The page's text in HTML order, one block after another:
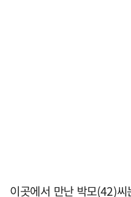
이곳에서 만난 박모(42)